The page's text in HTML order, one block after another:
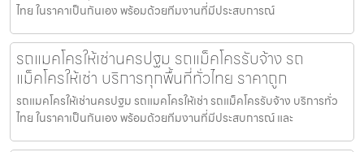
ไทย ในราคาเป็นกันเอง พร้อมด้วยทีมงานที่มีประสบการณ์
รถแมคโครให้เช่านครปฐม รถแม็คโครรับจ้าง รถ
แม็คโครให้เช่า บริการทุกพื้นที่ทั่วไทย ราคาถูก
รถแมคโครให้เช่านครปฐม รถแมคโครให้เช่า รถแม็คโครรับจ้าง บริการทั่ว
ไทย ในราคาเป็นกันเอง พร้อมด้วยทีมงานที่มีประสบการณ์ และ